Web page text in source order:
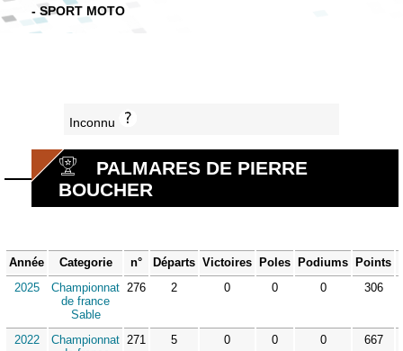
- SPORT MOTO
Inconnu
PALMARES DE PIERRE
BOUCHER
Année Categorie n° Départs Victoires Poles Podiums Points
2025
Championnat
de france
Sable
276 2 0 0 0 306
2022
Championnat 271 5 0 0 0 667